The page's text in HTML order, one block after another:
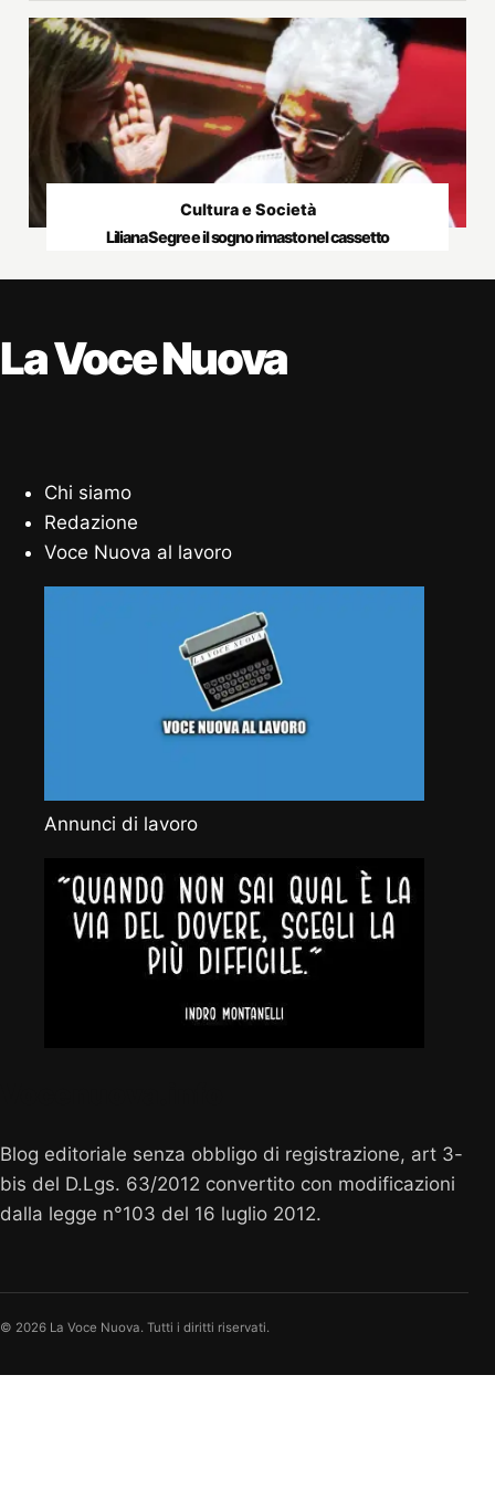
Cultura e Società
Liliana Segre e il sogno rimasto nel cassetto
La Voce Nuova
Chi siamo
Redazione
Voce Nuova al lavoro
Annunci di lavoro
Blog editoriale senza obbligo di registrazione, art 3-
bis del D.Lgs. 63/2012 convertito con modificazioni
dalla legge n°103 del 16 luglio 2012.
© 2026 La Voce Nuova. Tutti i diritti riservati.